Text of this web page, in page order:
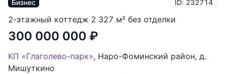
Бизнес ID: 232714
2-этажный коттедж 2 327 м² без отделки
300 000 000 ₽
КП «Глаголево-парк», Наро-Фоминский район, д.
Мишуткино